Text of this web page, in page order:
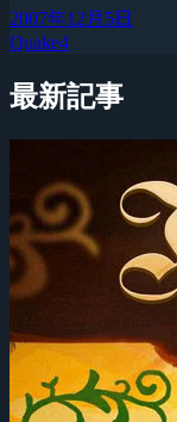
2007年12月5日
Quake4
最新記事